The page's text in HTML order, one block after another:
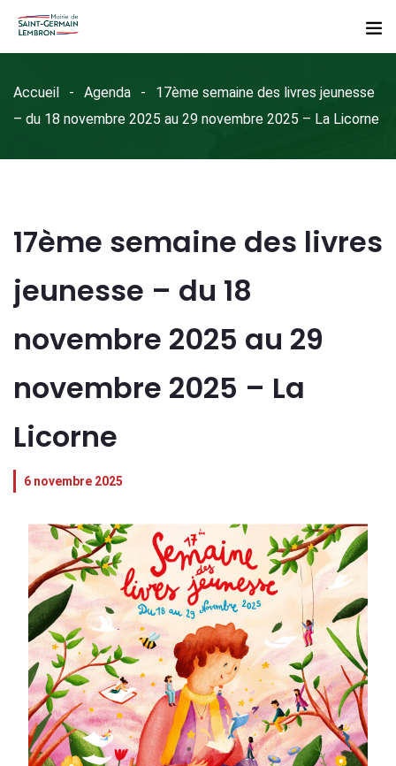
Accueil Agenda
17ème semaine des livres jeunesse
– du 18 novembre 2025 au 29 novembre 2025 – La Licorne
17ème semaine des livres
jeunesse – du 18
novembre 2025 au 29
novembre 2025 – La
Licorne
6 novembre 2025